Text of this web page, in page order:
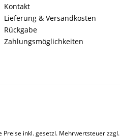
Kontakt
Lieferung & Versandkosten
Rückgabe
Zahlungsmöglichkeiten
Preise inkl. gesetzl. Mehrwertsteuer zzgl.